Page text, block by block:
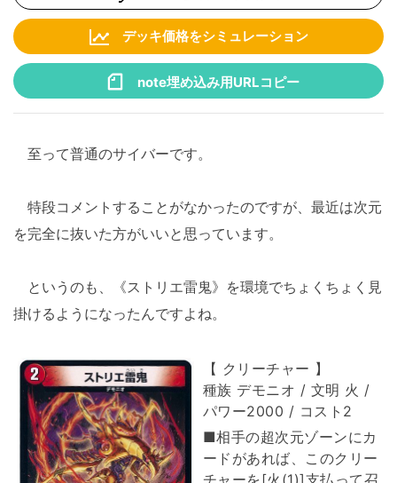
デッキ価格をシミュレーション
note埋め込み用URLコピー
至って普通のサイバーです。
特段コメントすることがなかったのですが、最近は次元
を完全に抜いた方がいいと思っています。
というのも、《ストリエ雷鬼》を環境でちょくちょく見
掛けるようになったんですよね。
【 クリーチャー 】
種族 デモニオ / 文明 火 /
パワー2000 / コスト2
■相手の超次元ゾーンにカ
ードがあれば、このクリー